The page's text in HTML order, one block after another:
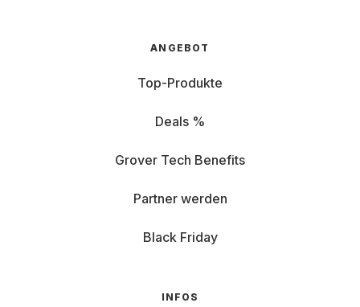
ANGEBOT
Top-Produkte
Deals %
Grover Tech Benefits
Partner werden
Black Friday
INFOS